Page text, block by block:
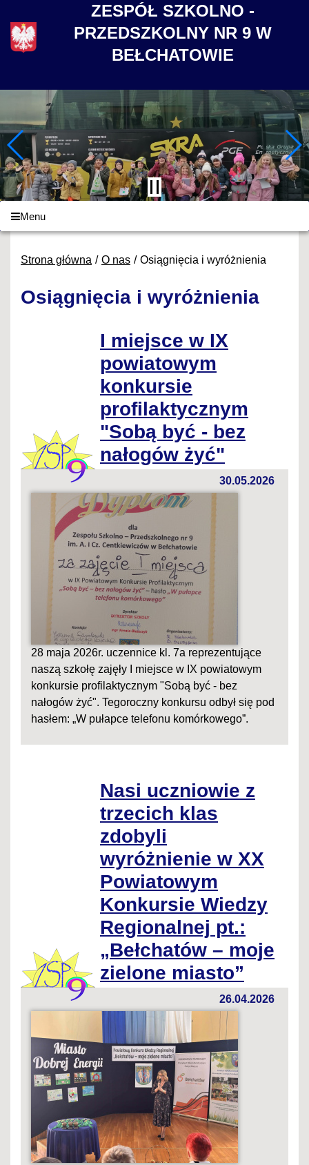
ZESPÓŁ SZKOLNO -
PRZEDSZKOLNY NR 9 W
BEŁCHATOWIE
Menu
Strona główna O nas Osiągnięcia i wyróżnienia
Osiągnięcia i wyróżnienia
I miejsce w IX
powiatowym
konkursie
profilaktycznym
"Sobą być - bez
nałogów żyć"
30.05.2026
28 maja 2026r. uczennice kl. 7a reprezentujące
naszą szkołę zajęły I miejsce w IX powiatowym
konkursie profilaktycznym "Sobą być - bez
nałogów żyć". Tegoroczny konkursu odbył się pod
hasłem: „W pułapce telefonu komórkowego”.
Nasi uczniowie z
trzecich klas
zdobyli
wyróżnienie w XX
Powiatowym
Konkursie Wiedzy
Regionalnej pt.:
„Bełchatów – moje
zielone miasto”
26.04.2026